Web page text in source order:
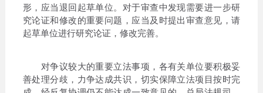
形，应当退回起草单位。对于审查中发现需要进一步研
究论证和修改的重要问题，应当及时提出审查意见，请
起草单位进行研究论证，修改完善。
对争议较大的重要立法事项，各有关单位要积极妥
善处理分歧，力争达成共识，切实保障立法项目按时完